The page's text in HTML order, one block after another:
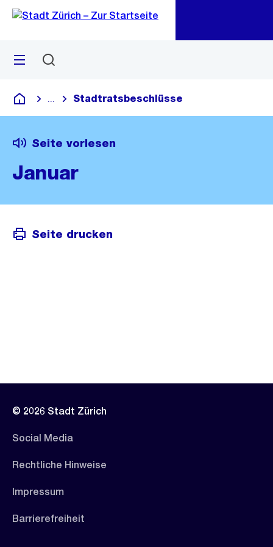
Navigation
Sprunglink
Menü
Deutsch
Blende alle Breadcrumbs ein
Stadtratsbeschlüsse
Seite vorlesen
Januar
Seite drucken
© 2026 Stadt Zürich
Social Media
Rechtliche Hinweise
Impressum
Barrierefreiheit